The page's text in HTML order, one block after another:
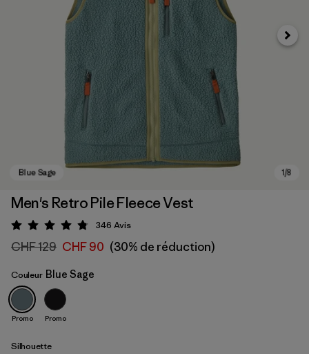
Men's Retro Pile Fleece Vest
Évaluation: 4.8 / 5
346 Avis
CHF 129 CHF 90 (30% de réduction)
Couleur Blue Sage
Promo Promo
Silhouette